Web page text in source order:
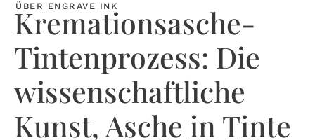
ÜBER ENGRAVE INK
Kremationsasche-
Tintenprozess: Die
wissenschaftliche
Kunst, Asche in Tinte